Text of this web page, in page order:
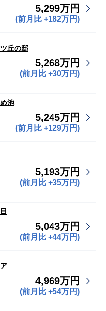
5,299万円
(前月比 +182万円)
丘の邸
5,268万円
(前月比 +30万円)
池
5,245万円
(前月比 +129万円)
5,193万円
(前月比 +35万円)
5,043万円
(前月比 +44万円)
4,969万円
(前月比 +54万円)